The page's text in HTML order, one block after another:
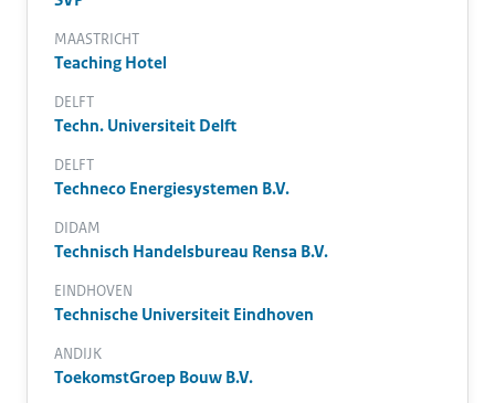
MAASTRICHT
Teaching Hotel
DELFT
Techn. Universiteit Delft
DELFT
Techneco Energiesystemen B.V.
DIDAM
Technisch Handelsbureau Rensa B.V.
EINDHOVEN
Technische Universiteit Eindhoven
ANDIJK
ToekomstGroep Bouw B.V.